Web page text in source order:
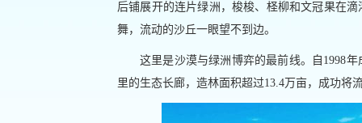
后铺展开的连片绿洲，梭梭、柽柳和文冠果在
舞，流动的沙丘一眼望不到边。
这里是沙漠与绿洲博弈的最前线。自1998
里的生态长廊，造林面积超过13.4万亩，成功将